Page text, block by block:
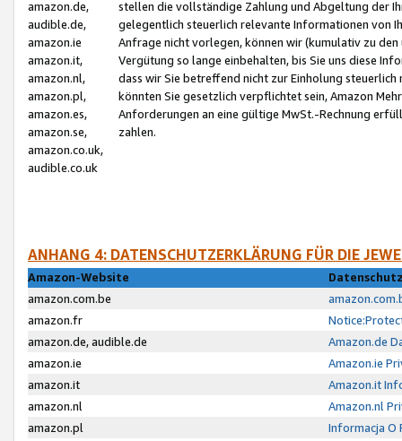
amazon.de,
audible.de,
amazon.ie
amazon.it,
amazon.nl,
amazon.pl,
amazon.es,
amazon.se,
amazon.co.uk,
audible.co.uk
stellen die vollständige Zahlung und Abgeltung der
gelegentlich steuerlich relevante Informationen von
Anfrage nicht vorlegen, können wir (kumulativ zu
Vergütung so lange einbehalten, bis Sie uns diese
dass wir Sie betreffend nicht zur Einholung
könnten Sie gesetzlich verpflichtet sein, Amazon
Anforderungen an eine gültige MwSt.-Rechnung
zahlen.
ANHANG 4: DATENSCHUTZERKLÄRUNG FÜR DIE
Amazon-Website
amazon.com.be
amazon.fr
amazon.de, audible.de
Amazon.de
amazon.ie
Amazon.ie
amazon.it
Amazon.it
amazon.nl
Amazon.nl
amazon.pl
Informacja O